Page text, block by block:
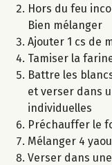
Hors du feu
Bien mélanger
Ajouter 1 cs de
Tamiser la
Battre les
et verser dans
individuelles
Préchauffer le
Mélanger 4
Verser dans